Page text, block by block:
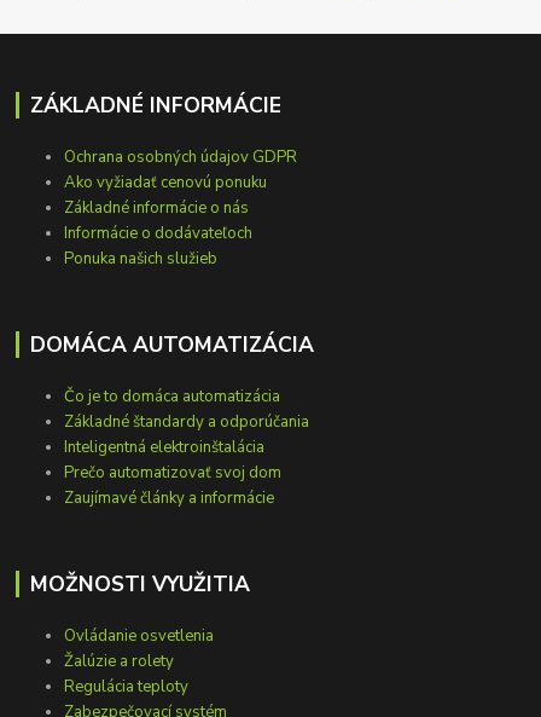
ZÁKLADNÉ INFORMÁCIE
Ochrana osobných údajov GDPR
Ako vyžiadať cenovú ponuku
Základné informácie o nás
Informácie o dodávateľoch
Ponuka našich služieb
DOMÁCA AUTOMATIZÁCIA
Čo je to domáca automatizácia
Základné štandardy a odporúčania
Inteligentná elektroinštalácia
Prečo automatizovať svoj dom
Zaujímavé články a informácie
MOŽNOSTI VYUŽITIA
Ovládanie osvetlenia
Žalúzie a rolety
Regulácia teploty
Zabezpečovací systém